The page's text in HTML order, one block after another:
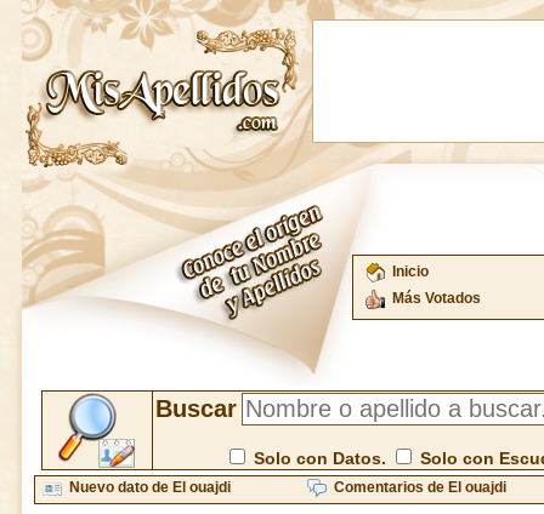
Inicio
Más Votados
Buscar
Solo con Datos. Solo con
Nuevo dato de El ouajdi Comentarios de El ouajdi